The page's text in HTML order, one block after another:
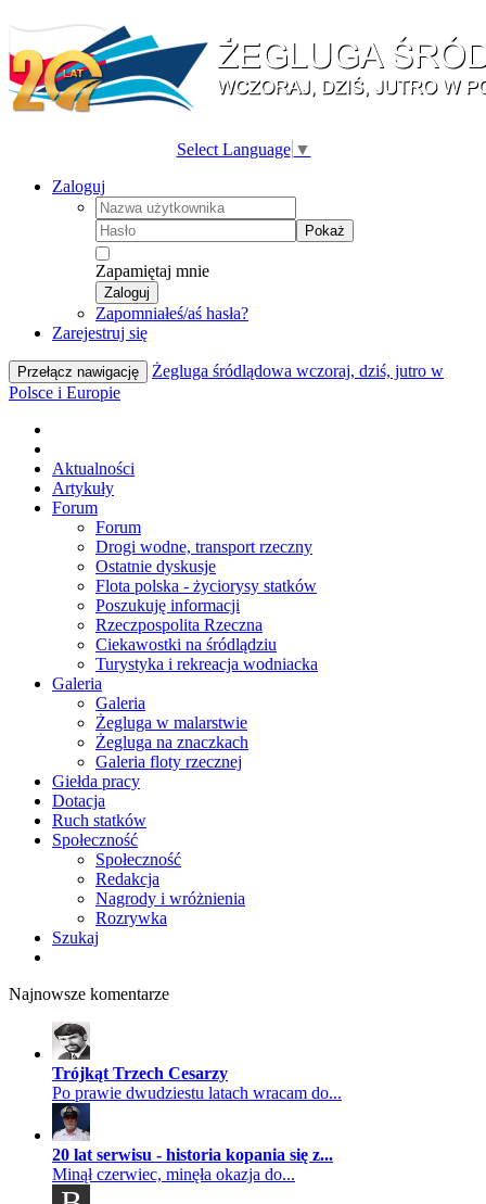
Select Language ▼
Zaloguj
Pokaż
Zapamiętaj mnie
Zaloguj
Zapomniałeś/aś hasła?
Zarejestruj się
Przełącz nawigację
Żegluga śródlądowa wczoraj, dziś, jutro w
Polsce i Europie
Aktualności
Artykuły
Forum
Forum
Drogi wodne, transport rzeczny
Ostatnie dyskusje
Flota polska - życiorysy statków
Poszukuję informacji
Rzeczpospolita Rzeczna
Ciekawostki na śródlądziu
Turystyka i rekreacja wodniacka
Galeria
Galeria
Żegluga w malarstwie
Żegluga na znaczkach
Galeria floty rzecznej
Giełda pracy
Dotacja
Ruch statków
Społeczność
Społeczność
Redakcja
Nagrody i wróżnienia
Rozrywka
Szukaj
Najnowsze komentarze
Trójkąt Trzech Cesarzy
Po prawie dwudziestu latach wracam do...
20 lat serwisu - historia kopania się z...
Minął czerwiec, minęła okazja do...